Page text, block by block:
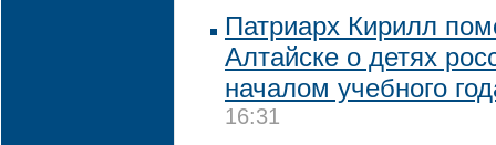
Патриарх Кирилл
Алтайске о детях
началом учебного
16:31